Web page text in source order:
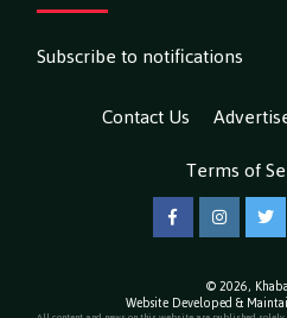
Subscribe to notifications
Contact Us
Terms of
FacebookInstagram
© 2026,
Website Developed &